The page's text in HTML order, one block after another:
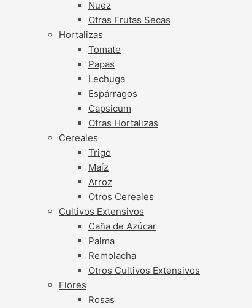
Nuez
Otras Frutas Secas
Hortalizas
Tomate
Papas
Lechuga
Espárragos
Capsicum
Otras Hortalizas
Cereales
Trigo
Maíz
Arroz
Otros Cereales
Cultivos Extensivos
Caña de Azúcar
Palma
Remolacha
Otros Cultivos Extensivos
Flores
Rosas